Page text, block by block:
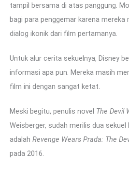
tampil bersama di atas panggung.
bagi para penggemar karena mereka
dialog ikonik dari film pertamanya.
Untuk alur cerita sekuelnya, Disney
informasi apa pun. Mereka masih
film ini dengan sangat ketat.
Meski begitu, penulis novel The Devil
Weisberger, sudah merilis dua sekuel
adalah Revenge Wears Prada: The
pada 2016.